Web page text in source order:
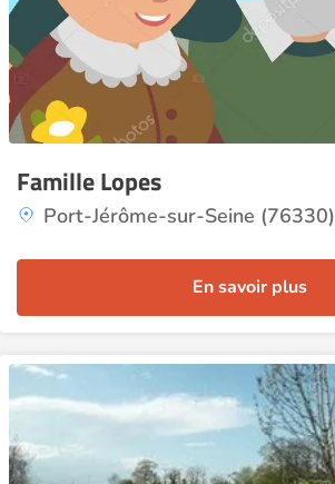
Famille Lopes
Port-Jérôme-sur-Seine (76330)
En savoir plus